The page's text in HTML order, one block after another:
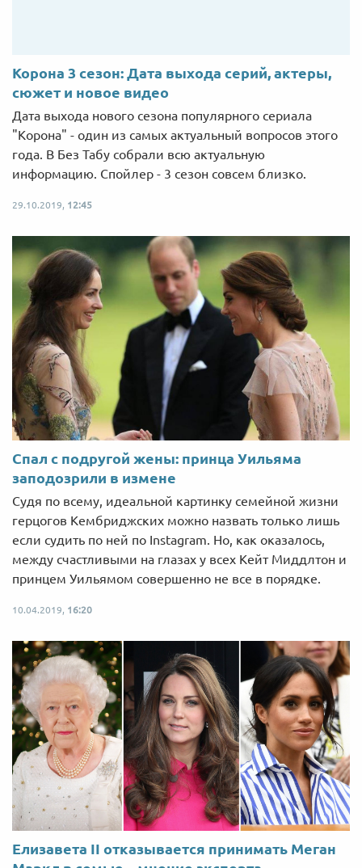
Корона 3 сезон: Дата выхода серий, актеры,
сюжет и новое видео
Дата выхода нового сезона популярного сериала
"Корона" - один из самых актуальный вопросов этого
года. В Без Табу собрали всю актуальную
информацию. Спойлер - 3 сезон совсем близко.
29.10.2019, 12:45
Спал с подругой жены: принца Уильяма
заподозрили в измене
Судя по всему, идеальной картинку семейной жизни
герцогов Кембриджских можно назвать только лишь
если судить по ней по Instagram. Но, как оказалось,
между счастливыми на глазах у всех Кейт Миддлтон и
принцем Уильямом совершенно не все в порядке.
10.04.2019, 16:20
Елизавета II отказывается принимать Меган